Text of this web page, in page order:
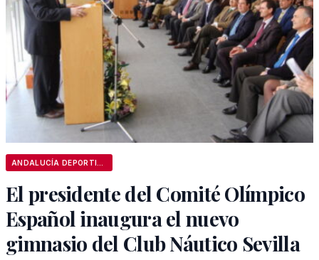
El presidente del Comité Olímpico
Español inaugura el nuevo
gimnasio del Club Náutico Sevilla